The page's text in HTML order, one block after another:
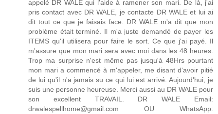
appelé DR WALE qui l'aide à ramener son mari. De là, j'ai
pris contact avec DR WALE, je contacte DR WALE et lui ai
dit tout ce que je faisais face. DR WALE m'a dit que mon
problème était terminé. Il m'a juste demandé de payer les
ITEMS qu'il utilisera pour faire le sort. Ce que j'ai payé. Il
m'assure que mon mari sera avec moi dans les 48 heures.
Trop ma surprise n'est même pas jusqu'à 48Hrs pourtant
mon mari a commencé à m'appeler, me disant d'avoir pitié
de lui qu'il n'a jamais su ce qui lui est arrivé. Aujourd'hui, je
suis une personne heureuse. Merci aussi au DR WALE pour
son excellent TRAVAIL. DR WALE Email:
drwalespellhome@gmail.com OU WhatsApp: